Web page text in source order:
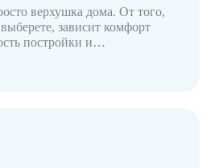
верхушка дома. От того,
зависит комфорт
постройки и…